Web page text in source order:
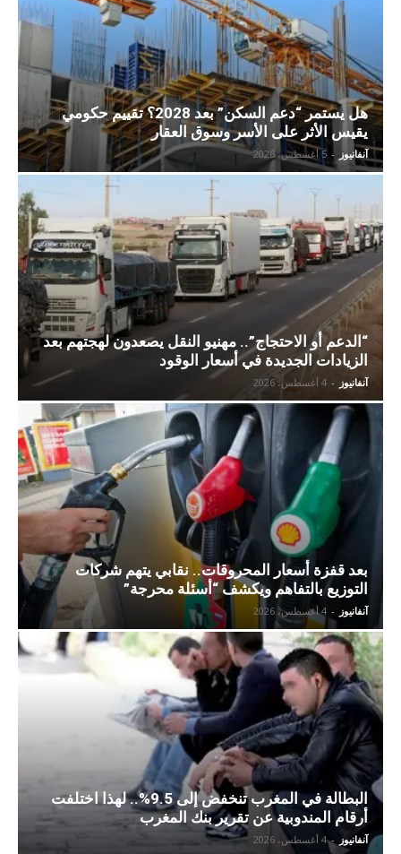
هل يستمر “دعم السكن” بعد 2028؟ تقييم حكومي
يقيس الأثر على الأسر وسوق العقار
آنفانيوز - 5 أغسطس، 2026
“الدعم أو الاحتجاج”.. مهنيو النقل يصعدون لهجتهم بعد
الزيادات الجديدة في أسعار الوقود
آنفانيوز - 4 أغسطس، 2026
بعد قفزة أسعار المحروقات.. نقابي يتهم شركات
التوزيع بالتفاهم ويكشف “أسئلة محرجة”
آنفانيوز - 4 أغسطس، 2026
البطالة في المغرب تنخفض إلى 9.5%.. لهذا اختلفت
أرقام المندوبية عن تقرير بنك المغرب
آنفانيوز - 4 أغسطس، 2026